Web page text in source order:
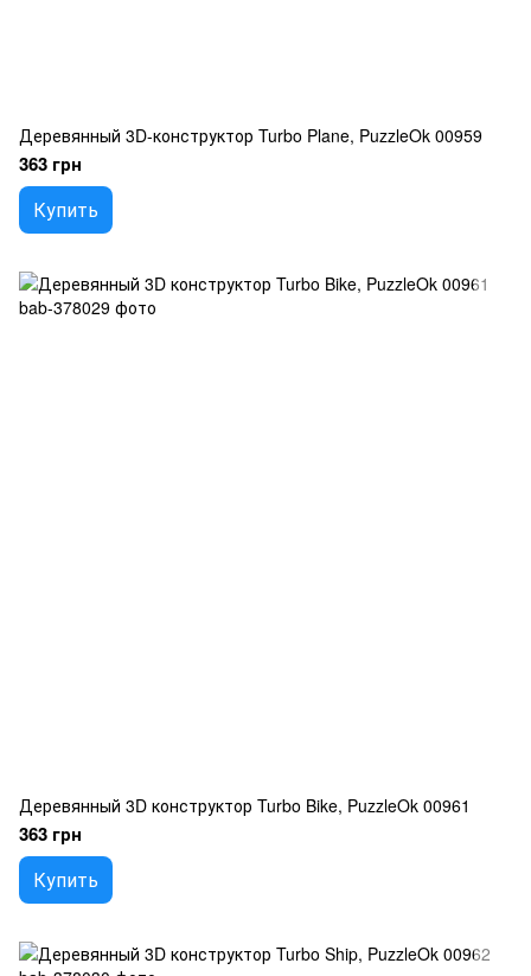
Деревянный 3D-конструктор Turbo Plane, PuzzleOk 00959
363 грн
Купить
Деревянный 3D конструктор Turbo Bike, PuzzleOk 00961
363 грн
Купить